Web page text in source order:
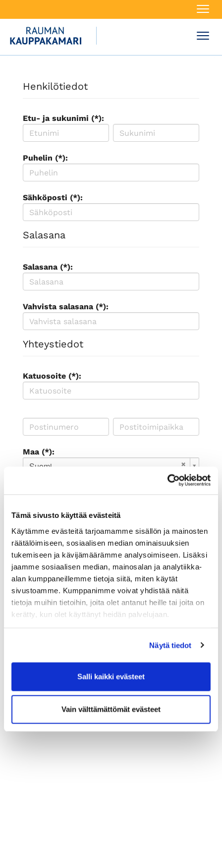
Tämä sivusto käyttää evästeitä
Käytämme evästeitä tarjoamamme sisällön ja mainosten
räätälöimiseen, sosiaalisen median ominaisuuksien
tukemiseen ja kävijämäärämme analysoimiseen. Lisäksi
jaamme sosiaalisen median, mainosalan ja analytiikka-
alan kumppaneillemme tietoja siitä, miten käytät
sivustoamme. Kumppanimme voivat yhdistää näitä
tietoja muihin tietoihin, joita olet antanut heille tai joita on
kerätty, kun olet käyttänyt heidän palvelujaan.
Näytä tiedot
Salli kaikki evästeet
Vain välttämättömät evästeet
Henkilötiedot
Etu- ja sukunimi (*):
Puhelin (*):
Sähköposti (*):
Salasana
Salasana (*):
Vahvista salasana (*):
Yhteystiedot
Katuosoite (*):
Maa (*):
Suomi
Rekisteröidy
uutiskirjeen
Olen lukenut tietosuojaselosteen ja
hyväksyn henkilötietojeni käsittelyn (*)
(*) Tieto on pakollinen